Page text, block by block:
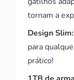
tornam a
Design Slim:
para
prático!